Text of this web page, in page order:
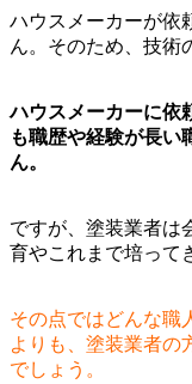
ハウスメーカーが依
ん。そのため、技術
ハウスメーカーに依
も職歴や経験が長い
ん。
ですが、塗装業者は
育やこれまで培って
その点ではどんな職
よりも、塗装業者の
でしょう。